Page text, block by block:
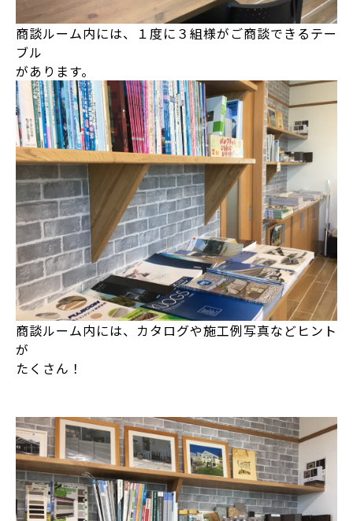
商談ルーム内には、１度に３組様がご商談できるテー
ブル
があります。
商談ルーム内には、カタログや施工例写真などヒント
が
たくさん！